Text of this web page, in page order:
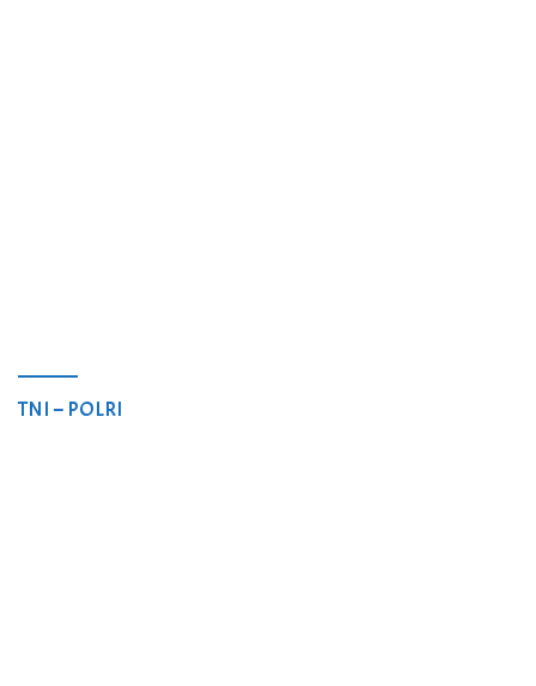
TNI – POLRI